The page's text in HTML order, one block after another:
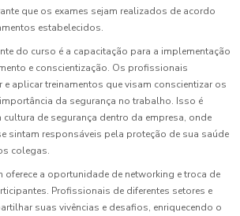
que os exames sejam realizados de acordo
estabelecidos.
do curso é a capacitação para a implementação
e conscientização. Os profissionais
e aplicar treinamentos que visam conscientizar os
da segurança no trabalho. Isso é
cultura de segurança dentro da empresa, onde
sintam responsáveis pela proteção de sua saúde
colegas.
oferece a oportunidade de networking e troca de
Profissionais de diferentes setores e
suas vivências e desafios, enriquecendo o